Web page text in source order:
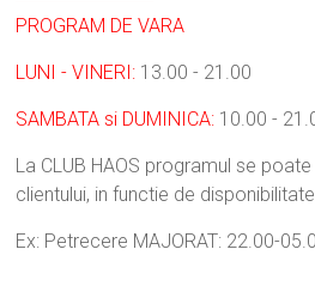
PROGRAM DE VARA
LUNI - VINERI: 13.00 - 21.00
SAMBATA si DUMINICA: 10.00 -
La CLUB HAOS programul se
clientului, in functie de
Ex: Petrecere MAJORAT: 22.00-